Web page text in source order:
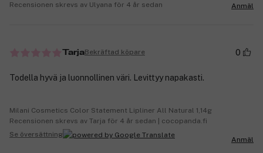
Recensionen skrevs av Ulyana för 4 år sedan
Anmäl
TarjaBekräftad köpare 0
Todella hyvä ja luonnollinen väri. Levittyy napakasti.
Milani Cosmetics Color Statement Lipliner All Natural 1,14g
Recensionen skrevs av Tarja för 4 år sedan | cocopanda.fi
Se översättning
Anmäl